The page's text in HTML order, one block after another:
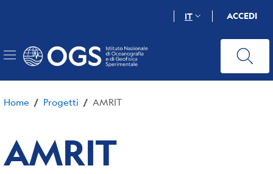
principale
IT ACCEDI
Home / Progetti / AMRIT
AMRIT